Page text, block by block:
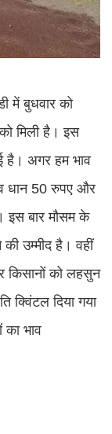
में बुधवार को
मिली है। इस
है। अगर हम भाव
धान 50 रुपए और
इस बार मौसम के
उम्मीद है। वहीं
को लहसुन
दिया गया
भाव